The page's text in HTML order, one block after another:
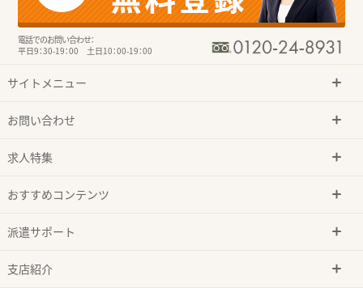
電話でのお問い合わせ：
平日9：30-19：00 土日10：00-19：00
サイトメニュー
お問い合わせ
求人特集
おすすめコンテンツ
派遣サポート
支店紹介